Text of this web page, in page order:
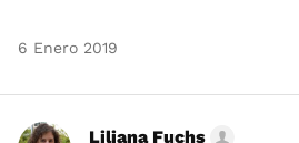
6 Enero 2019
Liliana Fuchs